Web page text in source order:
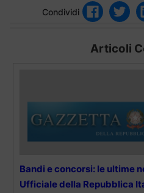
Condividi
Articoli
Bandi e concorsi: le ultime
Ufficiale della Repubblica